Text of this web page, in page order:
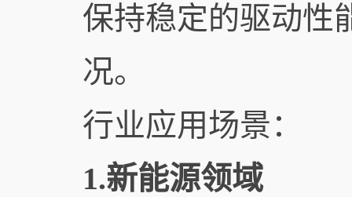
保持稳定的驱动性
况。
行业应用场景：
1.新能源领域